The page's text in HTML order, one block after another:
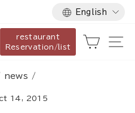
Language
English
restaurant
Reservation/list
Cart
news /
14, 2015